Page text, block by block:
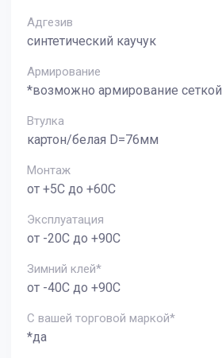
Адгезив
синтетический каучук
Армирование
*возможно армирование сеткой
Втулка
картон/белая D=76мм
Монтаж
от +5С до +60С
Эксплуатация
от -20С до +90С
Зимний клей*
от -40С до +90С
С вашей торговой маркой*
*да